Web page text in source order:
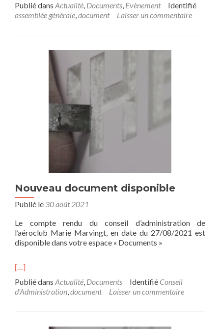
Publié dans Actualité, Documents, Evènement
Identifié
assemblée générale,document Laisser un commentaire
Nouveau document disponible
Publié le 30 août 2021
Le compte rendu du conseil d’administration de
l’aéroclub Marie Marvingt, en date du 27/08/2021 est
disponible dans votre espace « Documents »
[…]
Publié dans Actualité, Documents Identifié Conseil
d'Administration,document Laisser un commentaire